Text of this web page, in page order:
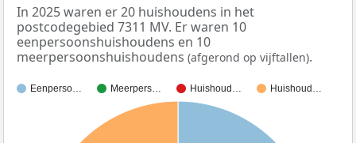
In 2025 waren er 20 huishoudens in het
postcodegebied 7311 MV. Er waren 10
eenpersoonshuishoudens en 10
meerpersoonshuishoudens (afgerond op vijftallen).
Eenperso… Meerpers… Huishoud… Huishoud…